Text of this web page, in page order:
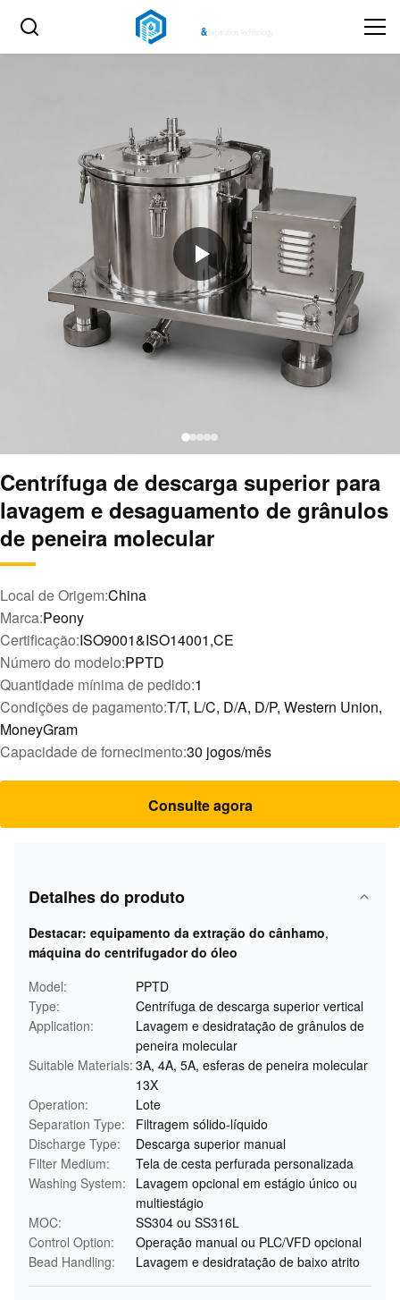
Centrífuga de descarga superior para
lavagem e desaguamento de grânulos
de peneira molecular
Local de Origem:China
Marca:Peony
Certificação:ISO9001&ISO14001,CE
Número do modelo:PPTD
Quantidade mínima de pedido:1
Condições de pagamento:T/T, L/C, D/A, D/P, Western Union,
MoneyGram
Capacidade de fornecimento:30 jogos/mês
Consulte agora
Detalhes do produto
Destacar: equipamento da extração do cânhamo,
máquina do centrifugador do óleo
Model:
PPTD
Type:
Centrífuga de descarga superior vertical
Application:
Lavagem e desidratação de grânulos de
peneira molecular
Suitable Materials: 3A, 4A, 5A, esferas de peneira molecular
13X
Operation:
Lote
Separation Type:
Filtragem sólido-líquido
Discharge Type:
Descarga superior manual
Filter Medium:
Tela de cesta perfurada personalizada
Washing System:
Lavagem opcional em estágio único ou
multiestágio
MOC:
SS304 ou SS316L
Control Option:
Operação manual ou PLC/VFD opcional
Bead Handling:
Lavagem e desidratação de baixo atrito